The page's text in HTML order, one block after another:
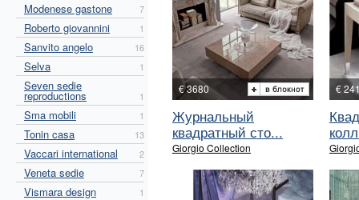
Modenese gastone 7
Roberto giovannini 1
Sanvito angelo 16
Selva 1
Seven sedie
reproductions 1
Sma mobili 1
Tonin casa 13
Vaccari international 2
Veneta sedie 7
Vismara design 1
€ 3680
Журнальный
квадратный сто...
Giorgio Collection
€